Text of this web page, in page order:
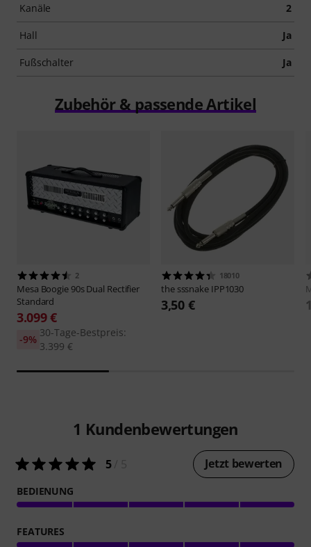
Kanäle 2
Hall Ja
Fußschalter Ja
Zubehör & passende Artikel
2
Mesa Boogie 90s Dual Rectifier
Standard
3.099 €
30-Tage-Bestpreis:
3.399 €
-9%
18010
the sssnake IPP1030
3,50 €
1 Kundenbewertungen
5/ 5 Jetzt bewerten
BEDIENUNG
FEATURES